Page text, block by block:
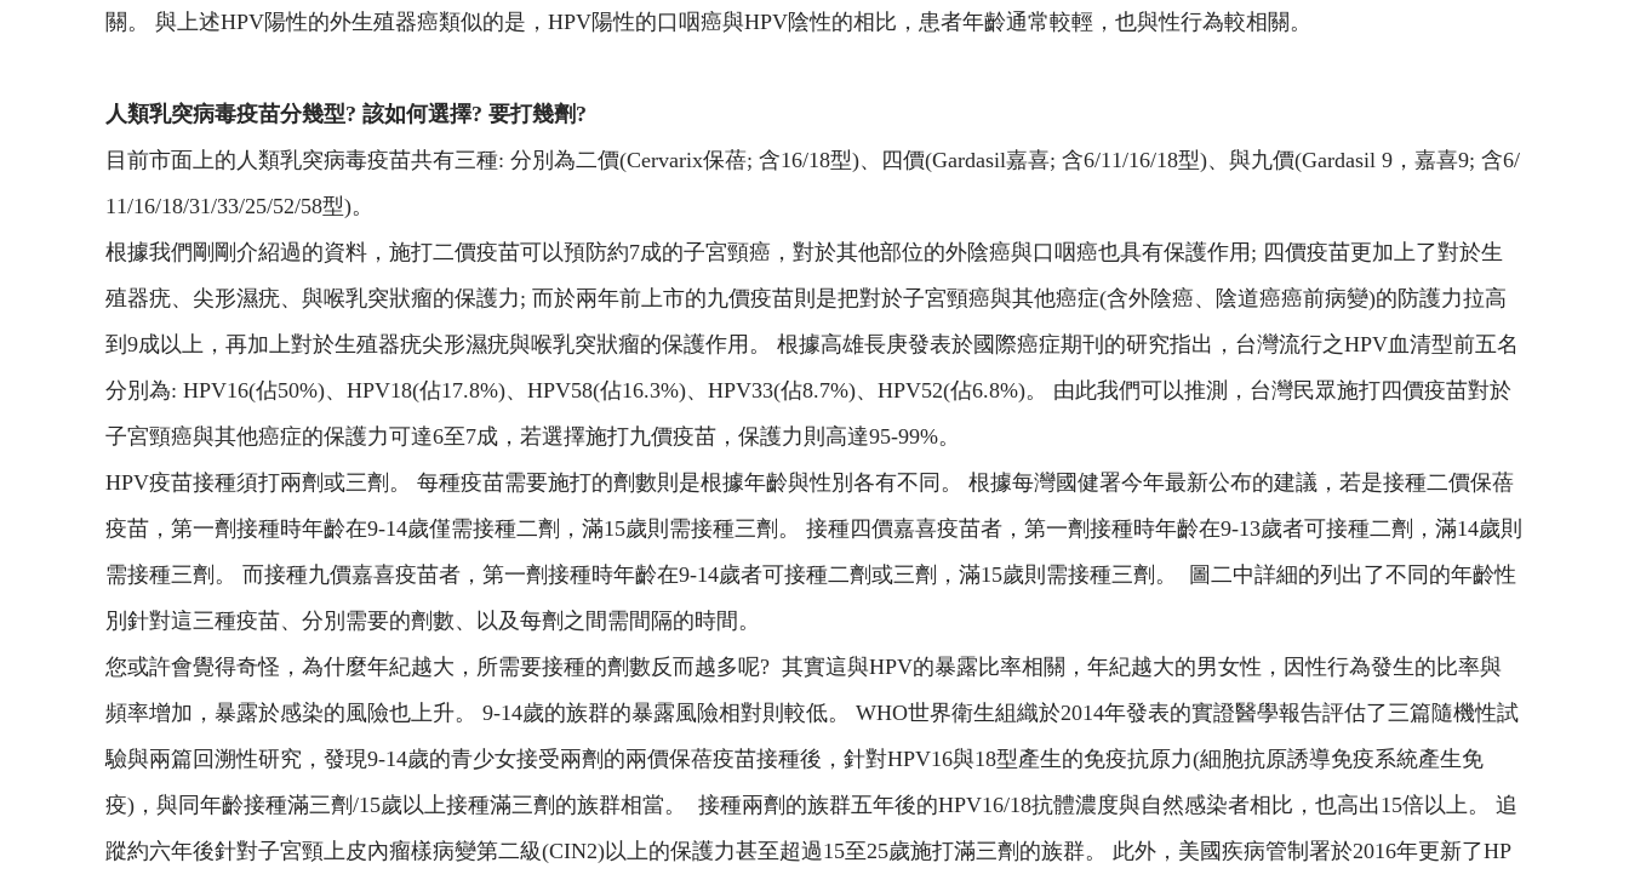
關。 與上述HPV陽性的外生殖器癌類似的是，HPV陽性的口咽癌與HPV陰性的相比，患者年齡通常較輕，也與性行為較相關。
人類乳突病毒疫苗分幾型? 該如何選擇? 要打幾劑?
目前市面上的人類乳突病毒疫苗共有三種: 分別為二價(Cervarix保蓓; 含16/18型)、四價(Gardasil嘉喜; 含6/11/16/18型)、與九價(Gardasil 9，嘉喜9; 含6/
11/16/18/31/33/25/52/58型)。
根據我們剛剛介紹過的資料，施打二價疫苗可以預防約7成的子宮頸癌，對於其他部位的外陰癌與口咽癌也具有保護作用; 四價疫苗更加上了對於生
殖器疣、尖形濕疣、與喉乳突狀瘤的保護力; 而於兩年前上市的九價疫苗則是把對於子宮頸癌與其他癌症(含外陰癌、陰道癌癌前病變)的防護力拉高
到9成以上，再加上對於生殖器疣尖形濕疣與喉乳突狀瘤的保護作用。 根據高雄長庚發表於國際癌症期刊的研究指出，台灣流行之HPV血清型前五名
分別為: HPV16(佔50%)、HPV18(佔17.8%)、HPV58(佔16.3%)、HPV33(佔8.7%)、HPV52(佔6.8%)。 由此我們可以推測，台灣民眾施打四價疫苗對於
子宮頸癌與其他癌症的保護力可達6至7成，若選擇施打九價疫苗，保護力則高達95-99%。
HPV疫苗接種須打兩劑或三劑。 每種疫苗需要施打的劑數則是根據年齡與性別各有不同。 根據每灣國健署今年最新公布的建議，若是接種二價保蓓
疫苗，第一劑接種時年齡在9-14歲僅需接種二劑，滿15歲則需接種三劑。 接種四價嘉喜疫苗者，第一劑接種時年齡在9-13歲者可接種二劑，滿14歲則
需接種三劑。 而接種九價嘉喜疫苗者，第一劑接種時年齡在9-14歲者可接種二劑或三劑，滿15歲則需接種三劑。 圖二中詳細的列出了不同的年齡性
別針對這三種疫苗、分別需要的劑數、以及每劑之間需間隔的時間。
您或許會覺得奇怪，為什麼年紀越大，所需要接種的劑數反而越多呢? 其實這與HPV的暴露比率相關，年紀越大的男女性，因性行為發生的比率與
頻率增加，暴露於感染的風險也上升。 9-14歲的族群的暴露風險相對則較低。 WHO世界衛生組織於2014年發表的實證醫學報告評估了三篇隨機性試
驗與兩篇回溯性研究，發現9-14歲的青少女接受兩劑的兩價保蓓疫苗接種後，針對HPV16與18型產生的免疫抗原力(細胞抗原誘導免疫系統產生免
疫)，與同年齡接種滿三劑/15歲以上接種滿三劑的族群相當。 接種兩劑的族群五年後的HPV16/18抗體濃度與自然感染者相比，也高出15倍以上。 追
蹤約六年後針對子宮頸上皮內瘤樣病變第二級(CIN2)以上的保護力甚至超過15至25歲施打滿三劑的族群。 此外，美國疾病管制署於2016年更新了HP